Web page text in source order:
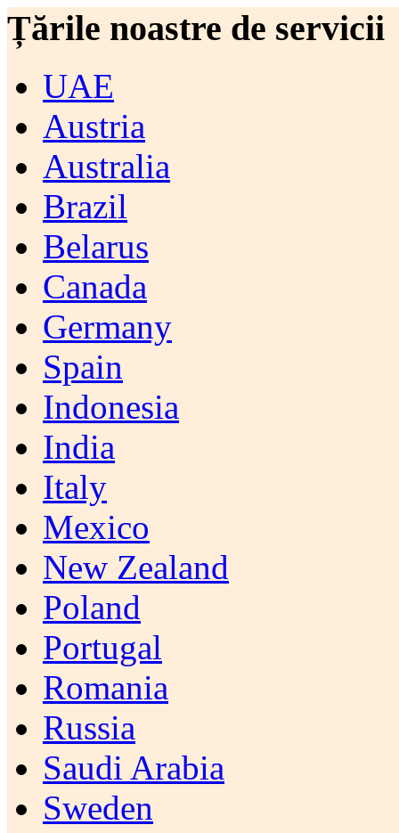
Țările noastre de servicii
UAE
Austria
Australia
Brazil
Belarus
Canada
Germany
Spain
Indonesia
India
Italy
Mexico
New Zealand
Poland
Portugal
Romania
Russia
Saudi Arabia
Sweden